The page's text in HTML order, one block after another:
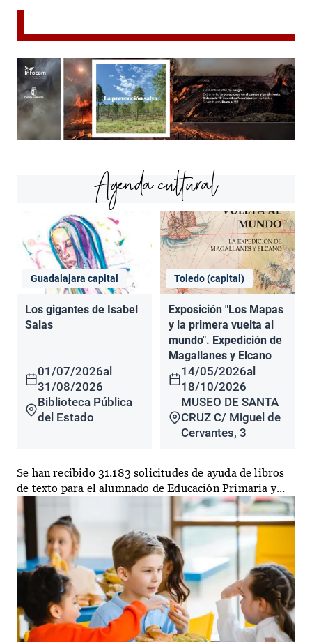
Agenda cultural
Guadalajara capital
Los gigantes de Isabel
Salas
01/07/2026al
31/08/2026
Biblioteca Pública
del Estado
Toledo (capital)
Exposición "Los Mapas
y la primera vuelta al
mundo". Expedición de
Magallanes y Elcano
14/05/2026al
18/10/2026
MUSEO DE SANTA
CRUZ C/ Miguel de
Cervantes, 3
Se han recibido 31.183 solicitudes de ayuda de libros
de texto para el alumnado de Educación Primaria y...